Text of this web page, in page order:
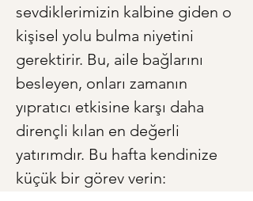
sevdiklerimizin kalbine giden o
kişisel yolu bulma niyetini
gerektirir. Bu, aile bağlarını
besleyen, onları zamanın
yıpratıcı etkisine karşı daha
dirençli kılan en değerli
yatırımdır. Bu hafta kendinize
küçük bir görev verin: